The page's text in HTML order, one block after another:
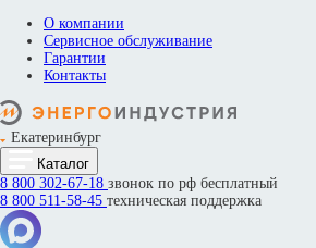
О компании
Сервисное обслуживание
Гарантии
Контакты
Екатеринбург
Каталог
8 800 302-67-18 звонок по рф бесплатный
8 800 511-58-45 техническая поддержка